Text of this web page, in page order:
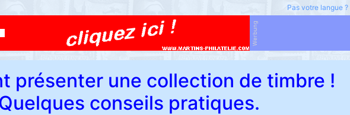
Pas votre langue ?
Werbung
présenter une collection de timbre !
conseils pratiques.